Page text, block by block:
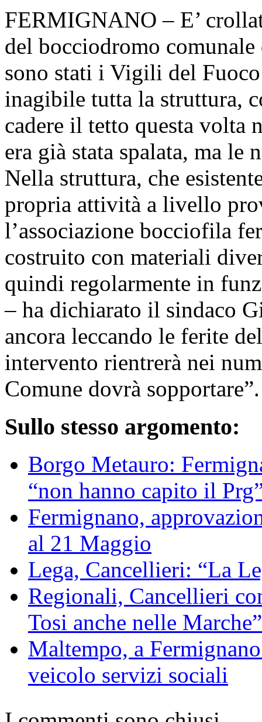
FERMIGNANO – E’
del bocciodromo
sono stati i Vigili del
inagibile tutta la struttura,
cadere il tetto questa volta
era già stata spalata, ma le
Nella struttura, che
propria attività a livello
l’associazione bocciofila
costruito con materiali
quindi regolarmente in
– ha dichiarato il sindaco
ancora leccando le ferite
intervento rientrerà nei
Comune dovrà sopportare”.
Sullo stesso argomento:
Borgo Metauro:
“non hanno capito il
Fermignano,
al 21 Maggio
Lega, Cancellieri: “La
Regionali, Cancellieri
Tosi anche nelle Marche”
Maltempo, a
veicolo servizi sociali